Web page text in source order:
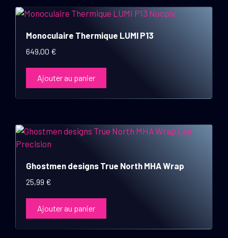
Monoculaire Thermique LUMI P13
649,00 €
Ajouter au panier
Ghostmen designs True North MHA Wrap
25,99 €
Ajouter au panier